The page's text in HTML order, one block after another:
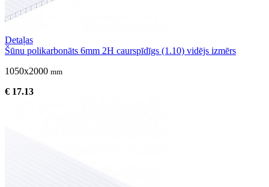
Detaļas
Šūnu polikarbonāts 6mm 2H caurspīdīgs (1.10) vidējs izmērs
1050x2000 mm
€ 17.13